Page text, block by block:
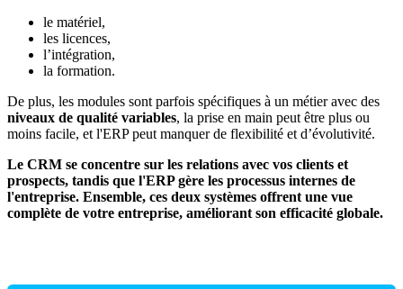
le matériel,
les licences,
l’intégration,
la formation.
De plus, les modules sont parfois spécifiques à un métier avec des
niveaux de qualité variables, la prise en main peut être plus ou
moins facile, et l'ERP peut manquer de flexibilité et d’évolutivité.
Le CRM se concentre sur les relations avec vos clients et
prospects, tandis que l'ERP gère les processus internes de
l'entreprise. Ensemble, ces deux systèmes offrent une vue
complète de votre entreprise, améliorant son efficacité globale.